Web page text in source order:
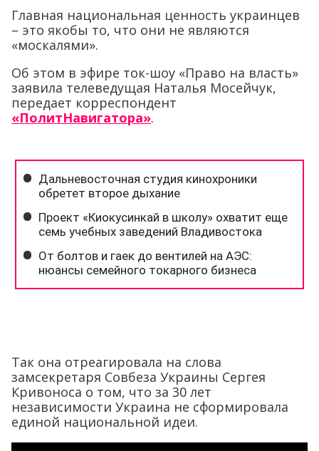
Главная национальная ценность украинцев
– это якобы то, что они не являются
«москалями».
Об этом в эфире ток-шоу «Право на власть»
заявила телеведущая Наталья Мосейчук,
передает корреспондент
«ПолитНавигатора».
Так она отреагировала на слова
замсекретаря Совбеза Украины Сергея
Кривоноса о том, что за 30 лет
независимости Украина не сформировала
единой национальной идеи.